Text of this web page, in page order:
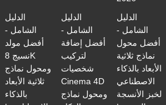
الدليل
الشامل -
أفضل مولد
نسيج 8K
ومحول نماذج
ثلاثية الأبعاد
بالذكاء
الدليل
الشامل -
أفضل إضافة
لتركيب
شخصيات
Cinema 4D
ومحول نماذج
الدليل
الشامل -
أفضل محول
نماذج ثلاثية
الأبعاد بالذكاء
الاصطناعي
لخبز الأنسجة